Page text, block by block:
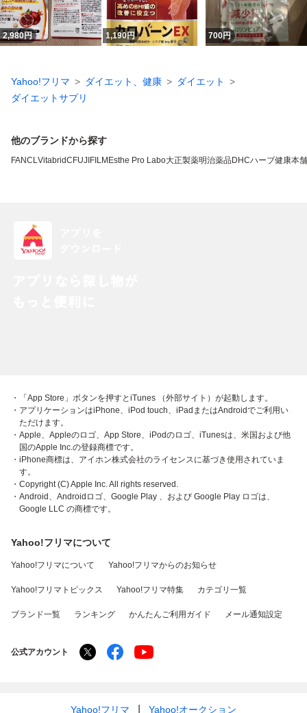
2,980円 1,190円 700円
Yahoo!フリマ ダイエット、健康
ダイエット
ダイエットサプリ
他のブランドから探す
FANCLVitabridC FUJIFILM Esthe Pro Labo大正製薬明治薬品DHCハーブ健康本舗
・「App Store」ボタンを押すとiTunes （外部サイト）が起動します。
・アプリケーションはiPhone、iPod touch、iPadまたはAndroidでご利用い
ただけます。
・Apple、Appleのロゴ、App Store、iPodのロゴ、iTunesは、米国および他
国のApple Inc.の登録商標です。
・iPhone商標は、アイホン株式会社のライセンスに基づき使用されていま
す。
・Copyright (C) Apple Inc. All rights reserved.
・Android、Androidロゴ、Google Play 、および Google Play ロゴは、
Google LLC の商標です。
Yahoo!フリマについて
Yahoo!フリマについて Yahoo!フリマからのお知らせ
Yahoo!フリマトピックス Yahoo!フリマ特集 カテゴリ一覧
ブランド一覧 ランキング かんたんご利用ガイド メール通知設定
公式アカウント
Yahoo!フリマ Yahoo!オークション